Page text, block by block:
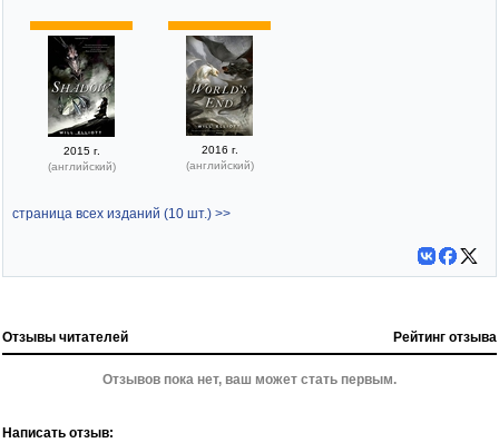
2015 г.
(английский)
2016 г.
(английский)
страница всех изданий (10 шт.) >>
Отзывы читателей Рейтинг отзыва
Отзывов пока нет, ваш может стать первым.
Написать отзыв: